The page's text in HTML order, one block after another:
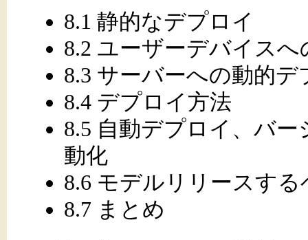
8.1 静的なデプロイ
8.2 ユーザーデバイス
8.3 サーバーへの動的デ
8.4 デプロイ方法
8.5 自動デプロイ、バ
動化
8.6 モデルリリースす
8.7 まとめ